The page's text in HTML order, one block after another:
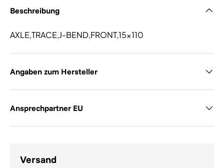
Beschreibung
AXLE,TRACE,J-BEND,FRONT,15x110
Angaben zum Hersteller
Ansprechpartner EU
Versand